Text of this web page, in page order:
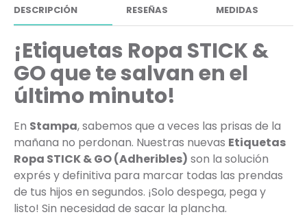
DESCRIPCIÓN RESEÑAS MEDIDAS
¡Etiquetas Ropa STICK &
GO que te salvan en el
último minuto!
En Stampa, sabemos que a veces las prisas de la
mañana no perdonan. Nuestras nuevas Etiquetas
Ropa STICK & GO (Adheribles) son la solución
exprés y definitiva para marcar todas las prendas
de tus hijos en segundos. ¡Solo despega, pega y
listo! Sin necesidad de sacar la plancha.